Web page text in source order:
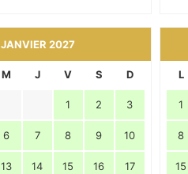
JANVIER 2027
M J V S D
1 2 3
6 7 8 9 10
13 14 15 16 17
L
1
8
15